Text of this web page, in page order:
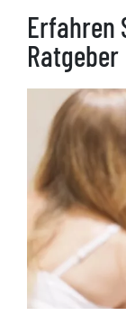
Erfahren
Ratgeber